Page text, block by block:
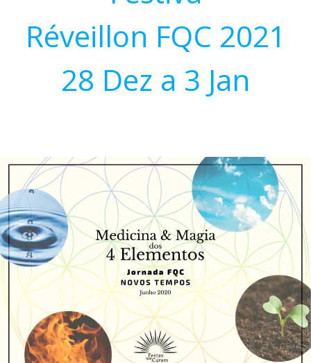
Réveillon FQC 2021
28 Dez a 3 Jan